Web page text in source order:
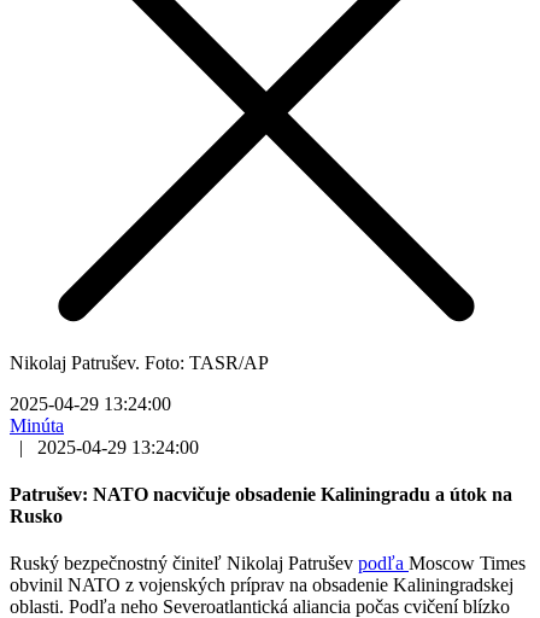
Nikolaj Patrušev. Foto: TASR/AP
2025-04-29 13:24:00
Minúta
|
2025-04-29 13:24:00
Patrušev: NATO nacvičuje obsadenie Kaliningradu a útok na
Rusko
Ruský bezpečnostný činiteľ Nikolaj Patrušev podľa Moscow Times
obvinil NATO z vojenských príprav na obsadenie Kaliningradskej
oblasti. Podľa neho Severoatlantická aliancia počas cvičení blízko